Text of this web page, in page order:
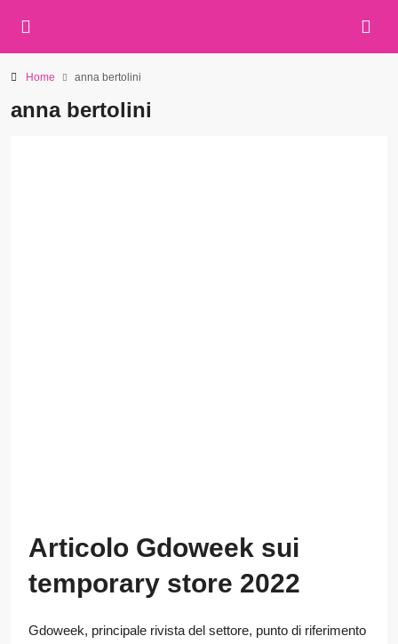
Home anna bertolini
anna bertolini
Articolo Gdoweek sui
temporary store 2022
Gdoweek, principale rivista del settore, punto di riferimento